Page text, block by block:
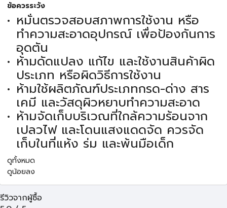
ข้อควรระวัง
หมั่นตรวจสอบสภาพการใช้งาน หรือ
ทำความสะอาดอุปกรณ์ เพื่อป้องกันการ
อุดตัน
ห้ามดัดแปลง แก้ไข และใช้งานสินค้าผิด
ประเภท หรือผิดวิธีการใช้งาน
ห้ามใช้ผลิตภัณฑ์ประเภทกรด-ด่าง สาร
เคมี และวัสดุผิวหยาบทำความสะอาด
ห้ามจัดเก็บบริเวณที่ใกล้ความร้อนจาก
เปลวไฟ และโดนแสงแดดจัด ควรจัด
เก็บในที่แห้ง ร่ม และพ้นมือเด็ก
ดูทั้งหมด
ดูน้อยลง
รีวิวจากผู้ซื้อ